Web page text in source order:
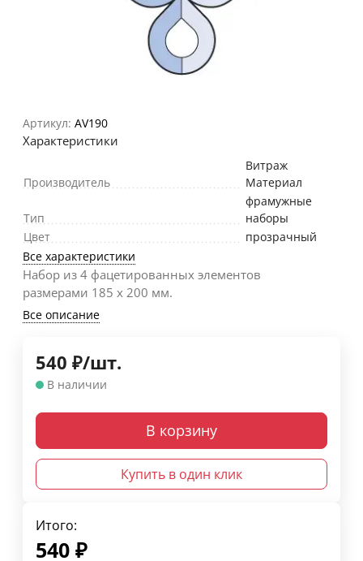
Артикул: AV190
Характеристики
Производитель
Витраж
Материал
Тип
фрамужные
наборы
Цвет
прозрачный
Все характеристики
Набор из 4 фацетированных элементов
размерами 185 х 200 мм.
Все описание
540 ₽/шт.
В наличии
В корзину
Купить в один клик
Итого:
540 ₽